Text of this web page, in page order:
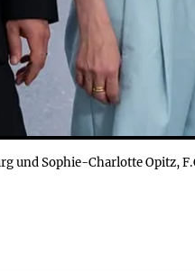
und Sophie-Charlotte Opitz,